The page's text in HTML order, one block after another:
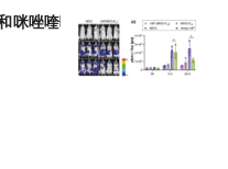
咪唑喹啉TLR7/8激动剂经可